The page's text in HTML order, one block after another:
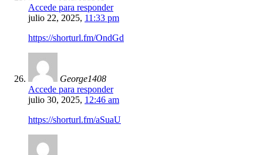
Accede para responder
julio 22, 2025, 11:33 pm
https://shorturl.fm/OndGd
George1408
Accede para responder
julio 30, 2025, 12:46 am
https://shorturl.fm/aSuaU